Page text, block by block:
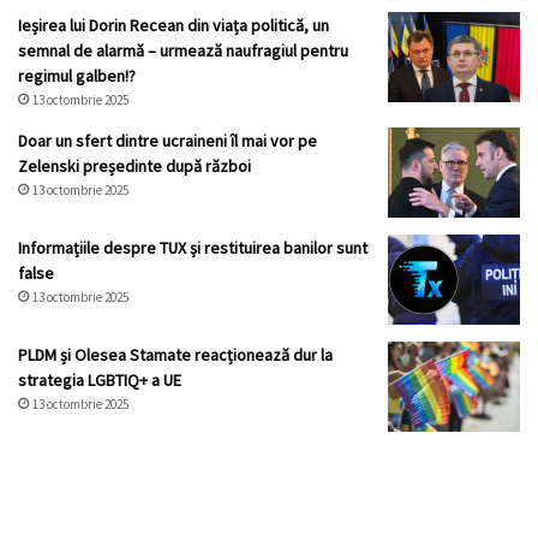
Ieșirea lui Dorin Recean din viața politică, un
semnal de alarmă – urmează naufragiul pentru
regimul galben!?
13 octombrie 2025
Doar un sfert dintre ucraineni îl mai vor pe
Zelenski președinte după război
13 octombrie 2025
Informațiile despre TUX și restituirea banilor sunt
false
13 octombrie 2025
PLDM și Olesea Stamate reacționează dur la
strategia LGBTIQ+ a UE
13 octombrie 2025